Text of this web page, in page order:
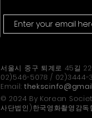
서울시 중구 퇴계로 45길
02)546-5078 / 02)3444-
Email:
© 2024 By Korean
사단법인)한국영화촬영감독